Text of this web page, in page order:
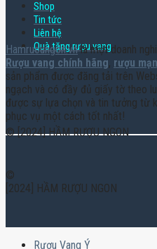
Shop
Tin tức
Liên hệ
Quà tặng rượu vang
Hamruoungon.vnlà một doanh
Rượu vang chính hãng, rượu
sản phẩm được đăng tải trên
ngạch và có đầy đủ giấy tờ theo
được sự lựa chọn và tin tưởng từ
phục vụ một cách tốt nhất!
© [2024] HẦM RƯỢU NGON
©
[2024] HẦM RƯỢU NGON
Rượu Vang Ý